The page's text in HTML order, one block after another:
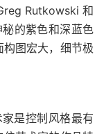
Rutkowski 和
的紫色和深蓝色
图宏大，细节极
是控制风格最有